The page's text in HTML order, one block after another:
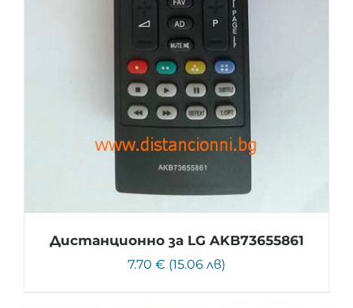
Дистанционно за LG AKB73655861
7.70 € (15.06 лв)